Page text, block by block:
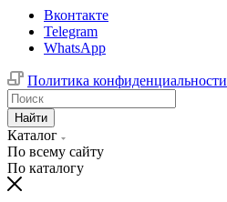
Вконтакте
Telegram
WhatsApp
Политика конфиденциальности
Найти
Каталог
По всему сайту
По каталогу